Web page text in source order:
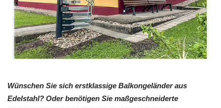
Wünschen Sie sich erstklassige Balkongeländer aus
Edelstahl? Oder benötigen Sie maßgeschneiderte